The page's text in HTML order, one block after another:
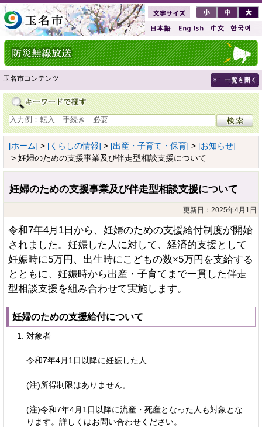
玉名市コンテンツ
[ホーム] > [くらしの情報] > [出産・子育て・保育] > [お知らせ]
> 妊婦のための支援事業及び伴走型相談支援について
妊婦のための支援事業及び伴走型相談支援について
更新日：2025年4月1日
令和7年4月1日から、妊婦のための支援給付制度が開始
されました。妊娠した人に対して、経済的支援として
妊娠時に5万円、出生時にこどもの数×5万円を支給する
とともに、妊娠時から出産・子育てまで一貫した伴走
型相談支援を組み合わせて実施します。
妊婦のための支援給付について
対象者
令和7年4月1日以降に妊娠した人
(注)所得制限はありません。
(注)令和7年4月1日以降に流産・死産となった人も対象とな
ります。詳しくはお問い合わせください。